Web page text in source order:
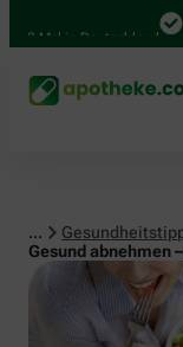
Mal in Deutschland
...
Gesund abnehmen
Ernährung & Diäten